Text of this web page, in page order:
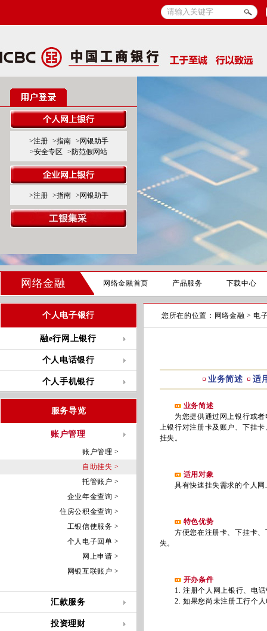
>注册 >指南
>网银助手
>安全专区
>防范假网站
>注册 >指南 >网银助手
网络金融 网络金融首页 产品服务 下载中心
个人电子银行
融e行网上银行
个人电话银行
个人手机银行
服务导览
账户管理
账户管理 >
自助挂失 >
托管账户 >
企业年金查询 >
住房公积金查询 >
工银信使服务 >
个人电子回单 >
网上申请 >
网银互联账户 >
汇款服务
投资理财
您所在的位置： 网络金融 >电
业务简述 适
业务简述
为您提供通过网上银行或者
上银行对注册卡及账户、下挂
挂失。
适用对象
具有快速挂失需求的个人网
特色优势
方便您在注册卡、下挂卡、
失。
开办条件
1. 注册个人网上银行、电话
2. 如果您尚未注册工行个人